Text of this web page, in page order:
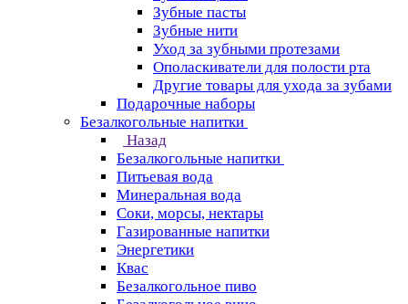
Зубные пасты
Зубные нити
Уход за зубными протезами
Ополаскиватели для полости рта
Другие товары для ухода за зубами
Подарочные наборы
Безалкогольные напитки
Назад
Безалкогольные напитки
Питьевая вода
Минеральная вода
Соки, морсы, нектары
Газированные напитки
Энергетики
Квас
Безалкогольное пиво